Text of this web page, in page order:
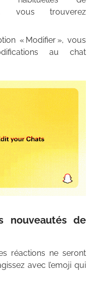
vous trouverez
« Modifier », vous
au chat
nouveautés de
réactions ne seront
avec l’emoji qui